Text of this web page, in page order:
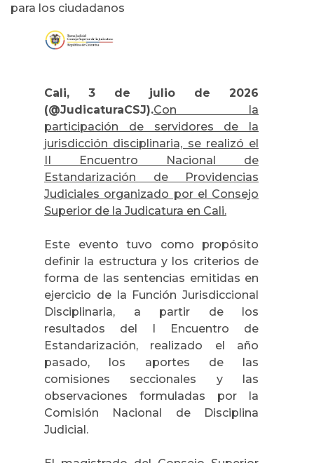
para los ciudadanos
Cali, 3 de julio de 2026
(@JudicaturaCSJ).Con la
participación de servidores de la
jurisdicción disciplinaria, se realizó el
II Encuentro Nacional de
Estandarización de Providencias
Judiciales organizado por el Consejo
Superior de la Judicatura en Cali.
Este evento tuvo como propósito
definir la estructura y los criterios de
forma de las sentencias emitidas en
ejercicio de la Función Jurisdiccional
Disciplinaria, a partir de los
resultados del I Encuentro de
Estandarización, realizado el año
pasado, los aportes de las
comisiones seccionales y las
observaciones formuladas por la
Comisión Nacional de Disciplina
Judicial.